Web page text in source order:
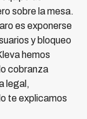
sobre la mesa.
es exponerse
y bloqueo
hemos
cobranza
legal,
te explicamos